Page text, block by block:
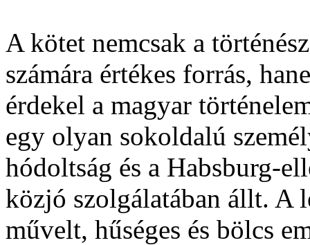
A kötet nemcsak a
számára értékes forrás,
érdekel a magyar
egy olyan sokoldalú
hódoltság és a Habsburg-
közjó szolgálatában állt.
művelt, hűséges és bölcs